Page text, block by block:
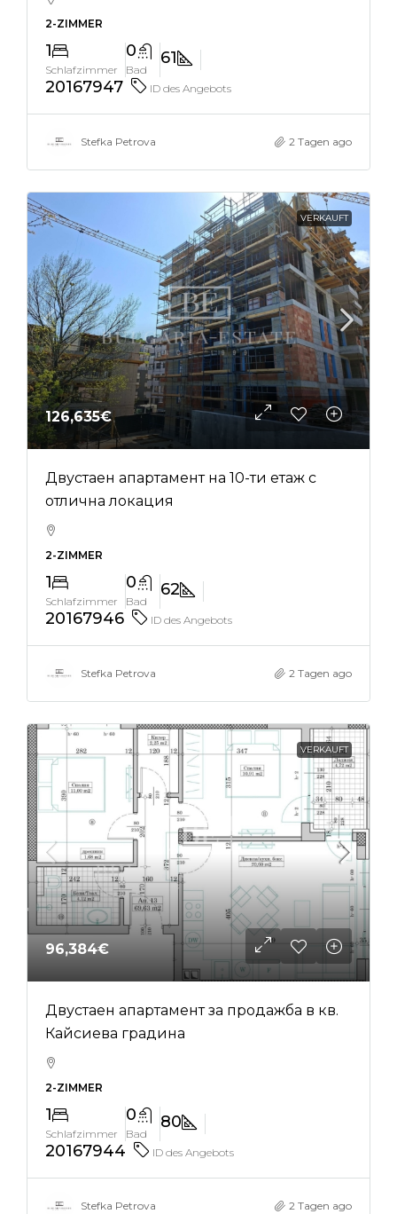
2-ZIMMER
1
Schlafzimmer
0
Bad
61
20167947
ID des Angebots
Stefka Petrova 2 Tagen ago
VERKAUFT
126,635€
Двустаен апартамент на 10-ти етаж с
отлична локация
2-ZIMMER
1
Schlafzimmer
0
Bad
62
20167946
ID des Angebots
Stefka Petrova 2 Tagen ago
VERKAUFT
96,384€
Двустаен апартамент за продажба в кв.
Кайсиева градина
2-ZIMMER
1
Schlafzimmer
0
Bad
80
20167944
ID des Angebots
Stefka Petrova 2 Tagen ago